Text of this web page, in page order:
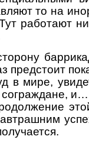
то на
работают
в мире,
сограждане,